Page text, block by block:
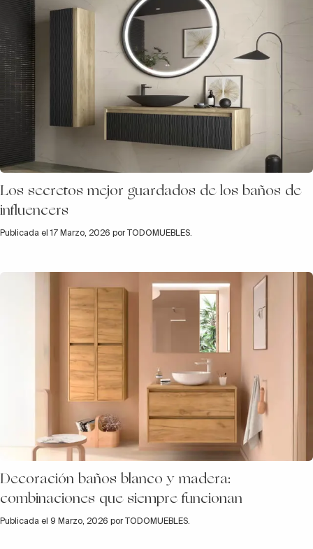
Los secretos mejor guardados de los baños de
influencers
Publicada el 17 Marzo, 2026 por TODOMUEBLES.
Decoración baños blanco y madera:
combinaciones que siempre funcionan
Publicada el 9 Marzo, 2026 por TODOMUEBLES.